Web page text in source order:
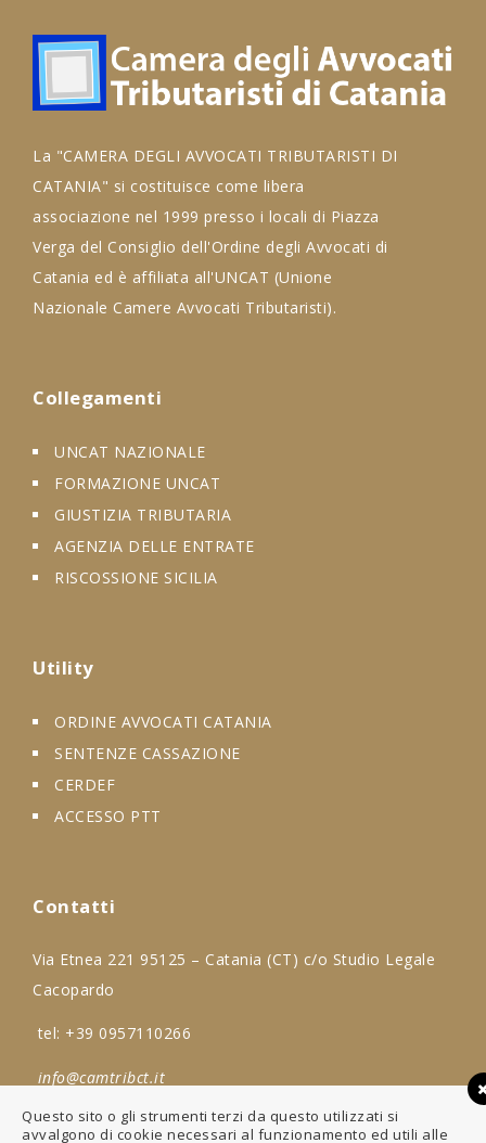
La "CAMERA DEGLI AVVOCATI TRIBUTARISTI DI
CATANIA" si costituisce come libera
associazione nel 1999 presso i locali di Piazza
Verga del Consiglio dell'Ordine degli Avvocati di
Catania ed è affiliata all'UNCAT (Unione
Nazionale Camere Avvocati Tributaristi).
Collegamenti
UNCAT NAZIONALE
FORMAZIONE UNCAT
GIUSTIZIA TRIBUTARIA
AGENZIA DELLE ENTRATE
RISCOSSIONE SICILIA
Utility
ORDINE AVVOCATI CATANIA
SENTENZE CASSAZIONE
CERDEF
ACCESSO PTT
Contatti
Via Etnea 221 95125 – Catania (CT) c/o Studio Legale
Cacopardo
tel: +39 0957110266
info@camtribct.it
Questo sito o gli strumenti terzi da questo utilizzati si
avvalgono di cookie necessari al funzionamento ed utili alle